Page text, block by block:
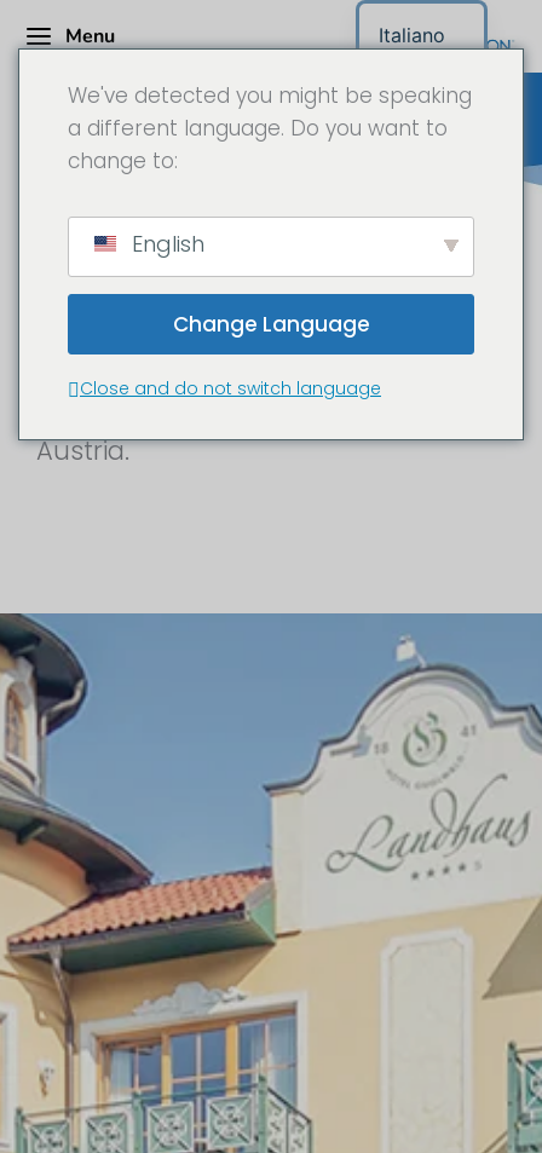
Menu
BWT Pool & Water Technology
GmbH - Documentazione del
sito in 6K
Costruzione di una nuova piscina
Austria.
We've detected you might be speaking
a different language. Do you want to
change to:
English
Change Language
Close and do not switch language
Italiano